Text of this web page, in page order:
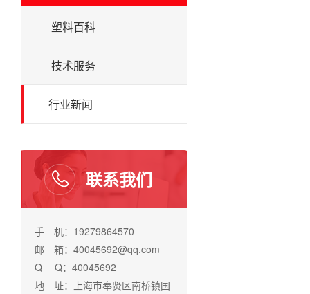
塑料百科
技术服务
行业新闻
联系我们
手 机：19279864570
邮 箱：40045692@qq.com
Q Q：40045692
地 址：上海市奉贤区南桥镇国